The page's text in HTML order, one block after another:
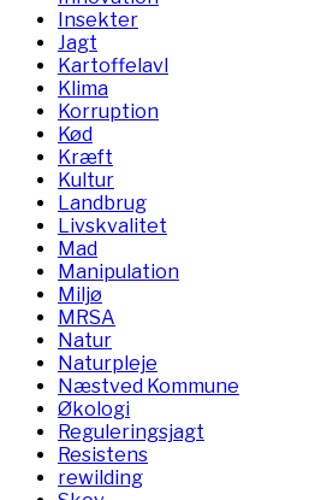
Insekter
Jagt
Kartoffelavl
Klima
Korruption
Kød
Kræft
Kultur
Landbrug
Livskvalitet
Mad
Manipulation
Miljø
MRSA
Natur
Naturpleje
Næstved Kommune
Økologi
Reguleringsjagt
Resistens
rewilding